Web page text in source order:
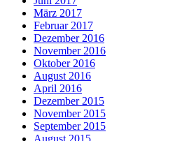
März 2017
Februar 2017
Dezember 2016
November 2016
Oktober 2016
August 2016
April 2016
Dezember 2015
November 2015
September 2015
August 2015